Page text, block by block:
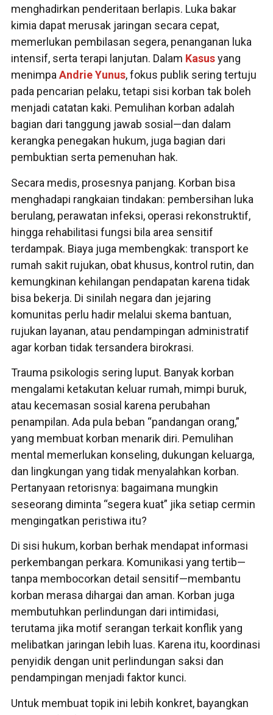
menghadirkan penderitaan berlapis. Luka bakar
kimia dapat merusak jaringan secara cepat,
memerlukan pembilasan segera, penanganan luka
intensif, serta terapi lanjutan. Dalam Kasusyang
menimpa Andrie Yunus, fokus publik sering tertuju
pada pencarian pelaku, tetapi sisi korban tak boleh
menjadi catatan kaki. Pemulihan korban adalah
bagian dari tanggung jawab sosial—dan dalam
kerangka penegakan hukum, juga bagian dari
pembuktian serta pemenuhan hak.
Secara medis, prosesnya panjang. Korban bisa
menghadapi rangkaian tindakan: pembersihan luka
berulang, perawatan infeksi, operasi rekonstruktif,
hingga rehabilitasi fungsi bila area sensitif
terdampak. Biaya juga membengkak: transport ke
rumah sakit rujukan, obat khusus, kontrol rutin, dan
kemungkinan kehilangan pendapatan karena tidak
bisa bekerja. Di sinilah negara dan jejaring
komunitas perlu hadir melalui skema bantuan,
rujukan layanan, atau pendampingan administratif
agar korban tidak tersandera birokrasi.
Trauma psikologis sering luput. Banyak korban
mengalami ketakutan keluar rumah, mimpi buruk,
atau kecemasan sosial karena perubahan
penampilan. Ada pula beban “pandangan orang,”
yang membuat korban menarik diri. Pemulihan
mental memerlukan konseling, dukungan keluarga,
dan lingkungan yang tidak menyalahkan korban.
Pertanyaan retorisnya: bagaimana mungkin
seseorang diminta “segera kuat” jika setiap cermin
mengingatkan peristiwa itu?
Di sisi hukum, korban berhak mendapat informasi
perkembangan perkara. Komunikasi yang tertib—
tanpa membocorkan detail sensitif—membantu
korban merasa dihargai dan aman. Korban juga
membutuhkan perlindungan dari intimidasi,
terutama jika motif serangan terkait konflik yang
melibatkan jaringan lebih luas. Karena itu, koordinasi
penyidik dengan unit perlindungan saksi dan
pendampingan menjadi faktor kunci.
Untuk membuat topik ini lebih konkret, bayangkan